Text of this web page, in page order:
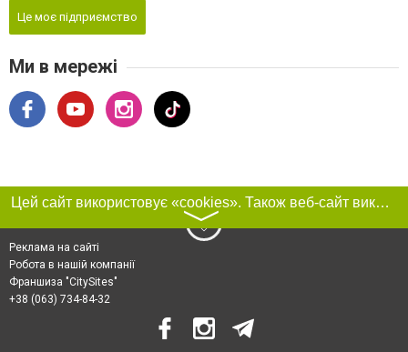
Це моє підприємство
Ми в мережі
Цей сайт використовує «cookies». Також веб-сайт використовує інтернет-сервіс для збору технічних даних стосовно відвідувачів з метою отримання маркетингової та статистичної інформації. Умови обробки даних відвідувачів сайту див.
〉
Реклама на сайті
Робота в нашій компанії
Франшиза "CitySites"
+38 (063) 734-84-32